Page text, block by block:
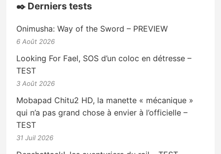
✒️ Derniers tests
Onimusha: Way of the Sword – PREVIEW
6 Août 2026
Looking For Fael, SOS d’un coloc en détresse –
TEST
3 Août 2026
Mobapad Chitu2 HD, la manette « mécanique »
qui n’a pas grand chose à envier à l’officielle –
TEST
31 Juil 2026